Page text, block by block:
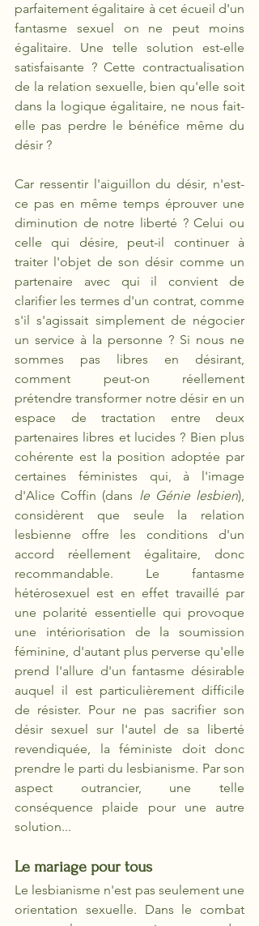
parfaitement égalitaire à cet écueil d'un
fantasme sexuel on ne peut moins
égalitaire. Une telle solution est-elle
satisfaisante ? Cette contractualisation
de la relation sexuelle, bien qu'elle soit
dans la logique égalitaire, ne nous fait-
elle pas perdre le bénéfice même du
désir ?
Car ressentir l'aiguillon du désir, n'est-
ce pas en même temps éprouver une
diminution de notre liberté ? Celui ou
celle qui désire, peut-il continuer à
traiter l'objet de son désir comme un
partenaire avec qui il convient de
clarifier les termes d'un contrat, comme
s'il s'agissait simplement de négocier
un service à la personne ? Si nous ne
sommes pas libres en désirant,
comment peut-on réellement
prétendre transformer notre désir en un
espace de tractation entre deux
partenaires libres et lucides ? Bien plus
cohérente est la position adoptée par
certaines féministes qui, à l'image
d'Alice Coffin (dans le Génie lesbien),
considèrent que seule la relation
lesbienne offre les conditions d'un
accord réellement égalitaire, donc
recommandable. Le fantasme
hétérosexuel est en effet travaillé par
une polarité essentielle qui provoque
une intériorisation de la soumission
féminine, d'autant plus perverse qu'elle
prend l'allure d'un fantasme désirable
auquel il est particulièrement difficile
de résister. Pour ne pas sacrifier son
désir sexuel sur l'autel de sa liberté
revendiquée, la féministe doit donc
prendre le parti du lesbianisme. Par son
aspect outrancier, une telle
conséquence plaide pour une autre
solution...
Le mariage pour tous
Le lesbianisme n'est pas seulement une
orientation sexuelle. Dans le combat